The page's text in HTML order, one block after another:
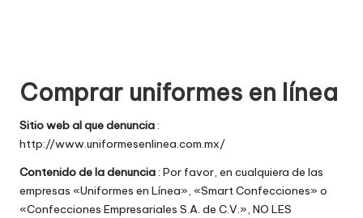
b
s
Comprar uniformes en línea
Sitio web al que denuncia:
http://www.uniformesenlinea.com.mx/
Contenido de la denuncia: Por favor, en cualquiera de las
empresas «Uniformes en Línea», «Smart Confecciones» o
«Confecciones Empresariales S.A. de C.V.», NO LES